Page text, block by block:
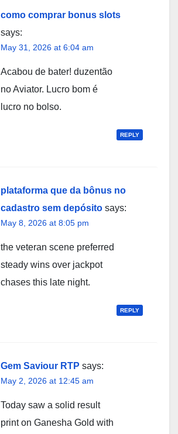
como comprar bonus slots
says:
May 31, 2026 at 6:04 am
Acabou de bater! duzentão
no Aviator. Lucro bom é
lucro no bolso.
REPLY
plataforma que da bônus no
cadastro sem depósito says:
May 8, 2026 at 8:05 pm
the veteran scene preferred
steady wins over jackpot
chases this late night.
REPLY
Gem Saviour RTP says:
May 2, 2026 at 12:45 am
Today saw a solid result
print on Ganesha Gold with